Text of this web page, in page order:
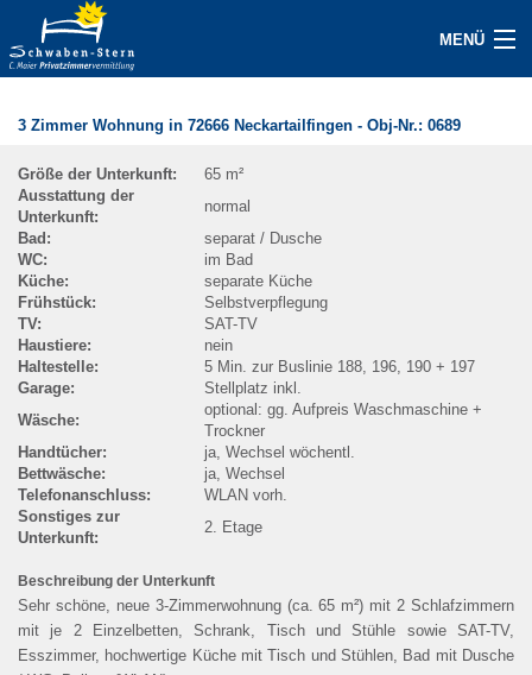
MENÜ
ANFRAGE
GAST/SERVICE
ÜBER UNS
KONTAKT
IMPRESSUM
AKTUELLES / PRESSE
FAQ
SUCHE
DATENSCHUTZ
3 Zimmer Wohnung in 72666 Neckartailfingen - Obj-Nr.: 0689
Größe der Unterkunft:
65 m²
Ausstattung der
Unterkunft:
normal
Bad:
separat / Dusche
WC:
im Bad
Küche:
separate Küche
Frühstück:
Selbstverpflegung
TV:
SAT-TV
Haustiere:
nein
Haltestelle:
5 Min. zur Buslinie 188, 196, 190 + 197
Garage:
Stellplatz inkl.
Wäsche:
optional: gg. Aufpreis Waschmaschine +
Trockner
Handtücher:
ja, Wechsel wöchentl.
Bettwäsche:
ja, Wechsel
Telefonanschluss:
WLAN vorh.
Sonstiges zur
Unterkunft:
2. Etage
Beschreibung der Unterkunft
Sehr schöne, neue 3-Zimmerwohnung (ca. 65 m²) mit 2 Schlafzimmern
mit je 2 Einzelbetten, Schrank, Tisch und Stühle sowie SAT-TV,
Esszimmer, hochwertige Küche mit Tisch und Stühlen, Bad mit Dusche